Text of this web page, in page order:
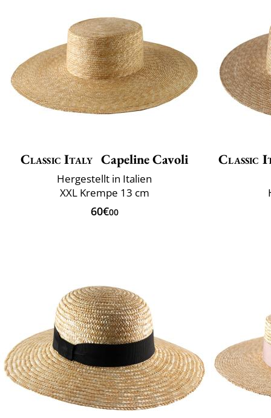
Classic Italy Capeline Cavoli
Hergestellt in Italien
XXL Krempe 13 cm
60€00
Classic